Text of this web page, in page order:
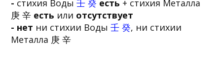
- стихия Воды 壬 癸 есть + стихия Металла
庚 辛 есть или отсутствует
- нет ни стихии Воды 壬 癸, ни стихии
Металла 庚 辛